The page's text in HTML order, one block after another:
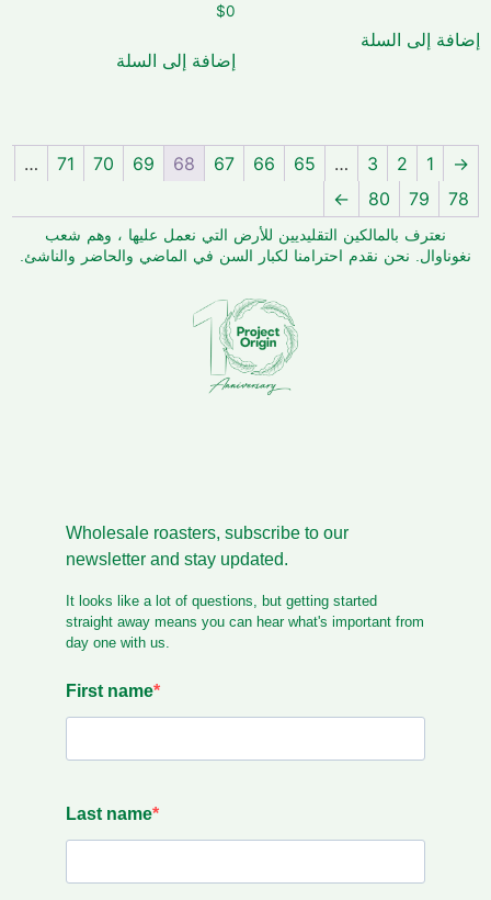
إضافة إلى السلة
$0
إضافة إلى السلة
→
1
2
3
…
65
66
67
68
69
70
71
…
78
79
80
←
نعترف بالمالكين التقليديين للأرض التي نعمل عليها ، وهم شعب
نغوناوال. نحن نقدم احترامنا لكبار السن في الماضي والحاضر والناشئ.